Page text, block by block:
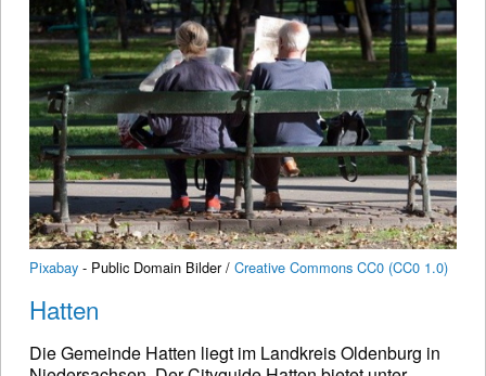
Pixabay - Public Domain Bilder / Creative Commons CC0 (CC0 1.0)
Hatten
Die Gemeinde Hatten liegt im Landkreis Oldenburg in